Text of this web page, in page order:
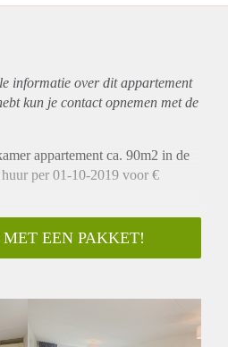
informatie over ditappartement
kun je contact opnemen met de
appartement ca. 90m2 in de
per 01-10-2019 voor €
in een ruime hal, waar je de
die toegang biedt tot de trap
en 7m2. De hoofdslaapkamer
EEN PAKKET!